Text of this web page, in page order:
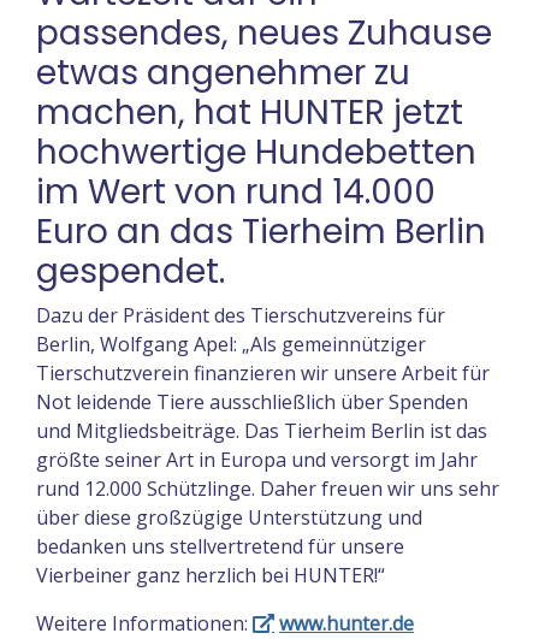
passendes, neues Zuhause
etwas angenehmer zu
machen, hat HUNTER jetzt
hochwertige Hundebetten
im Wert von rund 14.000
Euro an das Tierheim Berlin
gespendet.
Dazu der Präsident des Tierschutzvereins für
Berlin, Wolfgang Apel: „Als gemeinnütziger
Tierschutzverein finanzieren wir unsere Arbeit für
Not leidende Tiere ausschließlich über Spenden
und Mitgliedsbeiträge. Das Tierheim Berlin ist das
größte seiner Art in Europa und versorgt im Jahr
rund 12.000 Schützlinge. Daher freuen wir uns sehr
über diese großzügige Unterstützung und
bedanken uns stellvertretend für unsere
Vierbeiner ganz herzlich bei HUNTER!“
Weitere Informationen:
www.hunter.de